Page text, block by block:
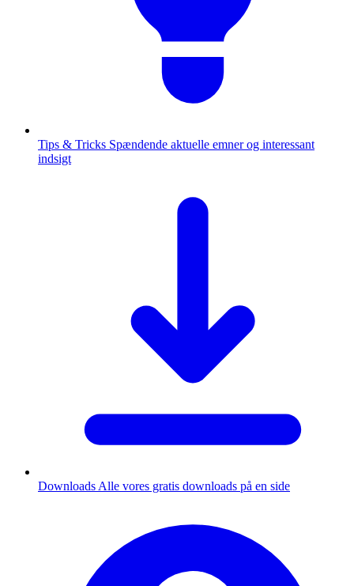
Tips & Tricks Spændende aktuelle emner og interessant
indsigt
Downloads Alle vores gratis downloads på en side